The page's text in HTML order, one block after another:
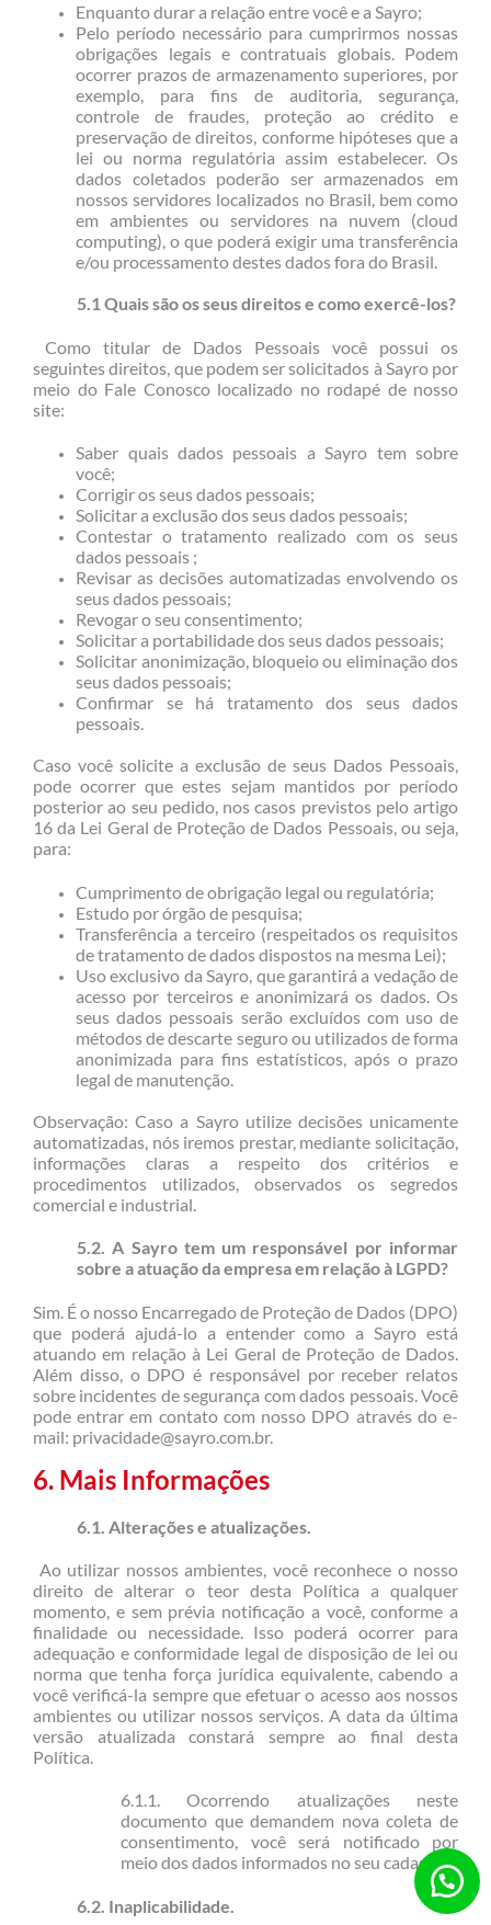
Enquanto durar a relação entre você e a Sayro;
Pelo período necessário para cumprirmos nossas
obrigações legais e contratuais globais. Podem
ocorrer prazos de armazenamento superiores, por
exemplo, para fins de auditoria, segurança,
controle de fraudes, proteção ao crédito e
preservação de direitos, conforme hipóteses que a
lei ou norma regulatória assim estabelecer. Os
dados coletados poderão ser armazenados em
nossos servidores localizados no Brasil, bem como
em ambientes ou servidores na nuvem (cloud
computing), o que poderá exigir uma transferência
e/ou processamento destes dados fora do Brasil.
5.1 Quais são os seus direitos e como exercê-los?
Como titular de Dados Pessoais você possui os
seguintes direitos, que podem ser solicitados à Sayro por
meio do Fale Conosco localizado no rodapé de nosso
site:
Saber quais dados pessoais a Sayro tem sobre
você;
Corrigir os seus dados pessoais;
Solicitar a exclusão dos seus dados pessoais;
Contestar o tratamento realizado com os seus
dados pessoais ;
Revisar as decisões automatizadas envolvendo os
seus dados pessoais;
Revogar o seu consentimento;
Solicitar a portabilidade dos seus dados pessoais;
Solicitar anonimização, bloqueio ou eliminação dos
seus dados pessoais;
Confirmar se há tratamento dos seus dados
pessoais.
Caso você solicite a exclusão de seus Dados Pessoais,
pode ocorrer que estes sejam mantidos por período
posterior ao seu pedido, nos casos previstos pelo artigo
16 da Lei Geral de Proteção de Dados Pessoais, ou seja,
para:
Cumprimento de obrigação legal ou regulatória;
Estudo por órgão de pesquisa;
Transferência a terceiro (respeitados os requisitos
de tratamento de dados dispostos na mesma Lei);
Uso exclusivo da Sayro, que garantirá a vedação de
acesso por terceiros e anonimizará os dados. Os
seus dados pessoais serão excluídos com uso de
métodos de descarte seguro ou utilizados de forma
anonimizada para fins estatísticos, após o prazo
legal de manutenção.
Observação: Caso a Sayro utilize decisões unicamente
automatizadas, nós iremos prestar, mediante solicitação,
informações claras a respeito dos critérios e
procedimentos utilizados, observados os segredos
comercial e industrial.
5.2. A Sayro tem um responsável por informar
sobre a atuação da empresa em relação à LGPD?
Sim. É o nosso Encarregado de Proteção de Dados (DPO)
que poderá ajudá-lo a entender como a Sayro está
atuando em relação à Lei Geral de Proteção de Dados.
Além disso, o DPO é responsável por receber relatos
sobre incidentes de segurança com dados pessoais. Você
pode entrar em contato com nosso DPO através do e-
mail: privacidade@sayro.com.br.
6. Mais Informações
6.1. Alterações e atualizações.
Ao utilizar nossos ambientes, você reconhece o nosso
direito de alterar o teor desta Política a qualquer
momento, e sem prévia notificação a você, conforme a
finalidade ou necessidade. Isso poderá ocorrer para
adequação e conformidade legal de disposição de lei ou
norma que tenha força jurídica equivalente, cabendo a
você verificá-la sempre que efetuar o acesso aos nossos
ambientes ou utilizar nossos serviços. A data da última
versão atualizada constará sempre ao final desta
Política.
6.1.1. Ocorrendo atualizações neste
documento que demandem nova coleta de
consentimento, você será notificado por
meio dos dados informados no seu cadastro.
6.2. Inaplicabilidade.